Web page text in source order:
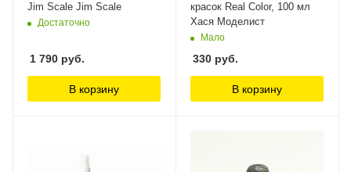
Jim Scale Jim Scale
Достаточно
1 790 руб.
В корзину
красок Real Color, 100 мл
Хася Моделист
Мало
330 руб.
В корзину